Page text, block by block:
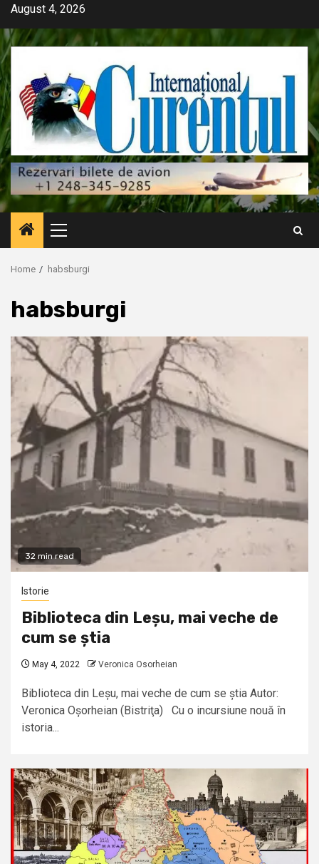
Skip
content
August 4, 2026
Primary
Menu
Home habsburgi
habsburgi
32 min read
Istorie
Biblioteca din Leșu, mai veche de
cum se știa
May 4, 2022 Veronica Osorheian
Biblioteca din Leșu, mai veche de cum se știa Autor:
Veronica Oșorheian (Bistriţa) Cu o incursiune nouă în
istoria...